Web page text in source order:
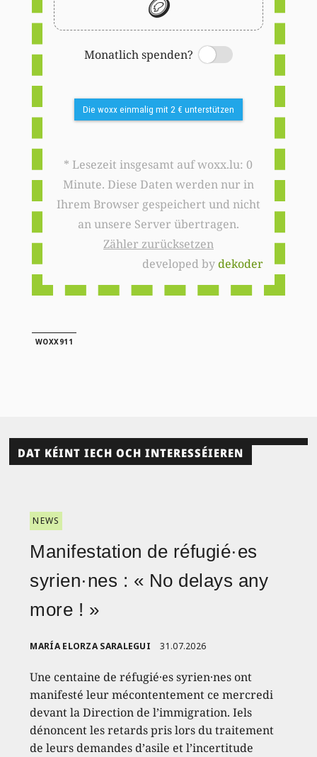
Monatlich spenden?
Switch
Die woxx einmalig mit 2 € unterstützen
* Lesezeit insgesamt auf woxx.lu: 0
Minute. Diese Daten werden nur in
Ihrem Browser gespeichert und nicht
an unsere Server übertragen.
Zähler zurücksetzen
developed bydekoder
WOXX911
DAT KÉINT IECH OCH INTERESSÉIEREN
NEWS
Manifestation de réfugié·es
syrien·nes : « No delays any
more ! »
MARÍA ELORZA SARALEGUI 31.07.2026
Une centaine de réfugié·es syrien·nes ont
manifesté leur mécontentement ce mercredi
devant la Direction de l’immigration. Iels
dénoncent les retards pris lors du traitement
de leurs demandes d’asile et l’incertitude